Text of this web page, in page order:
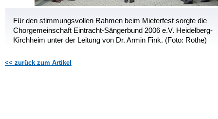
Für den stimmungsvollen Rahmen beim Mieterfest sorgte die
Chorgemeinschaft Eintracht-Sängerbund 2006 e.V. Heidelberg-
Kirchheim unter der Leitung von Dr. Armin Fink. (Foto: Rothe)
<< zurück zum Artikel